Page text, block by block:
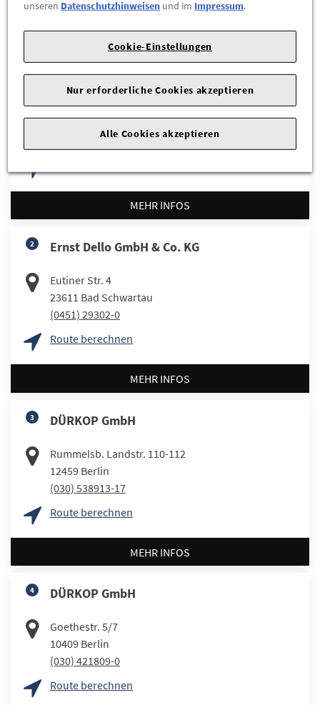
Unsere Standorte
Ernst Dello GmbH & Co. KG
Beimoorweg 16
(04102) 8815-0
MEHR INFOS
2 Ernst Dello GmbH & Co. KG
Eutiner Str. 4
23611 Bad Schwartau
(0451) 29302-0
Route berechnen
MEHR INFOS
3 DÜRKOP GmbH
Rummelsb. Landstr. 110-112
12459 Berlin
(030) 538913-17
Route berechnen
MEHR INFOS
4 DÜRKOP GmbH
Goethestr. 5/7
10409 Berlin
(030) 421809-0
Route berechnen
unseren Datenschutzhinweisen und im Impressum.
Cookie-Einstellungen
Nur erforderliche Cookies akzeptieren
Alle Cookies akzeptieren